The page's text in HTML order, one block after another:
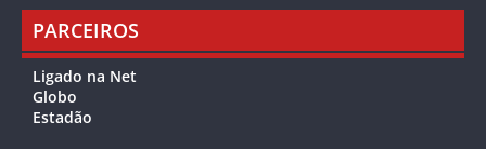
PARCEIROS
Ligado na Net
Globo
Estadão